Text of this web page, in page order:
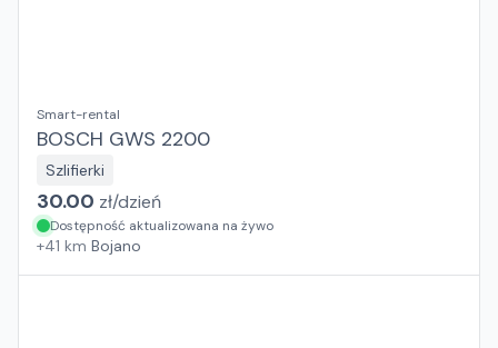
Smart-rental
BOSCH GWS 2200
Szlifierki
30.00 zł/dzień
Dostępność aktualizowana na żywo
+41 km Bojano